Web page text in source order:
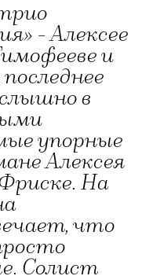
- Алексее
и
в
упорные
Алексея
На
что
Солист